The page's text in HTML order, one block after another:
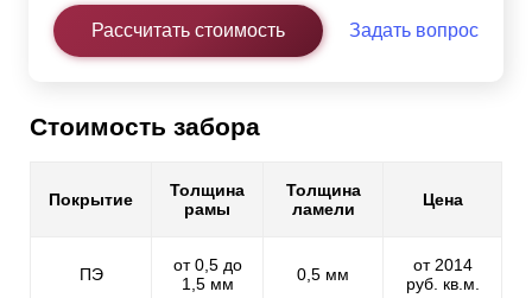
Рассчитать стоимость Задать вопрос
Стоимость забора
Покрытие
Толщина
рамы
Толщина
ламели
Цена
ПЭ
от 0,5 до
1,5 мм
0,5 мм
от 2014
руб. кв.м.